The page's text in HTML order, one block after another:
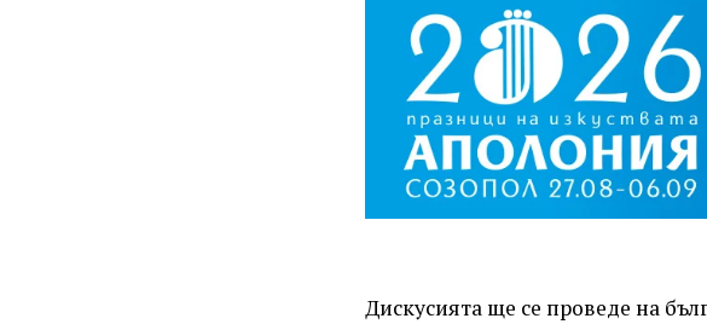
Дискусията ще се проведе на